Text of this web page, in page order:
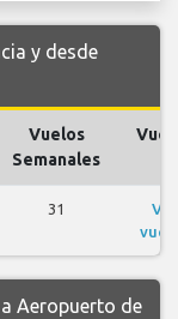
y desde
Vuelos
Semanales
31
Ver
Aeropuerto de